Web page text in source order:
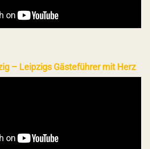
– Leipzigs Gästeführer mit Herz